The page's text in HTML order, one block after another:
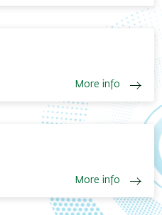
More info
More info